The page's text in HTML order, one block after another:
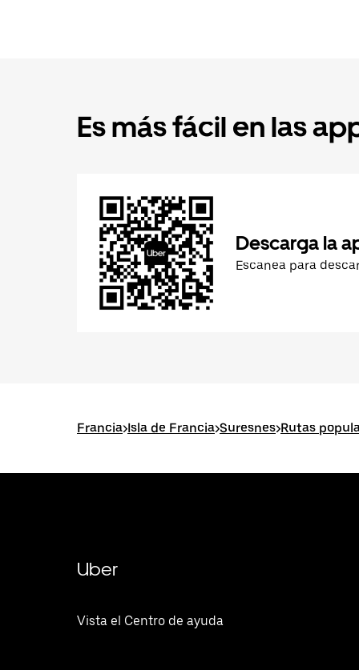
Es más fácil en las
Descarga la
Escanea para
Francia>Isla de Francia>Suresnes>Rutas
Uber
Vista el Centro de ayuda